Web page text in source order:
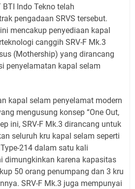
Indo Tekno telah
pengadaan SRVS tersebut.
mencakup penyediaan kapal
canggih SRV-F Mk.3
(Mothership) yang dirancang
penyelamatan kapal selam
kapal selam penyelamat modern
mengusung konsep “One Out,
ini, SRV-F Mk.3 dirancang untuk
seluruh kru kapal selam seperti
214 dalam satu kali
dimungkinkan karena kapasitas
50 orang penumpang dan 3 kru
SRV-F Mk.3 juga mempunyai